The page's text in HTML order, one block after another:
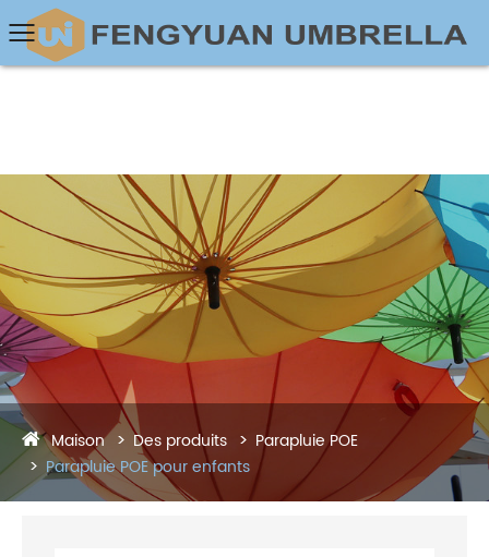
Maison Des produits
Parapluie POE
Parapluie POE pour enfants